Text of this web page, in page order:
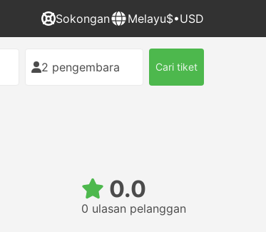
Sokongan Melayu$•USD
2 pengembara Cari tiket
0.0
0 ulasan pelanggan